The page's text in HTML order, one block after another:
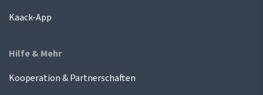
Kaack-App
Hilfe & Mehr
Kooperation & Partnerschaften